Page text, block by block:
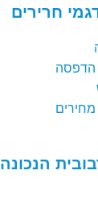
חרירים
הדפסה
מחירים
הנכונה